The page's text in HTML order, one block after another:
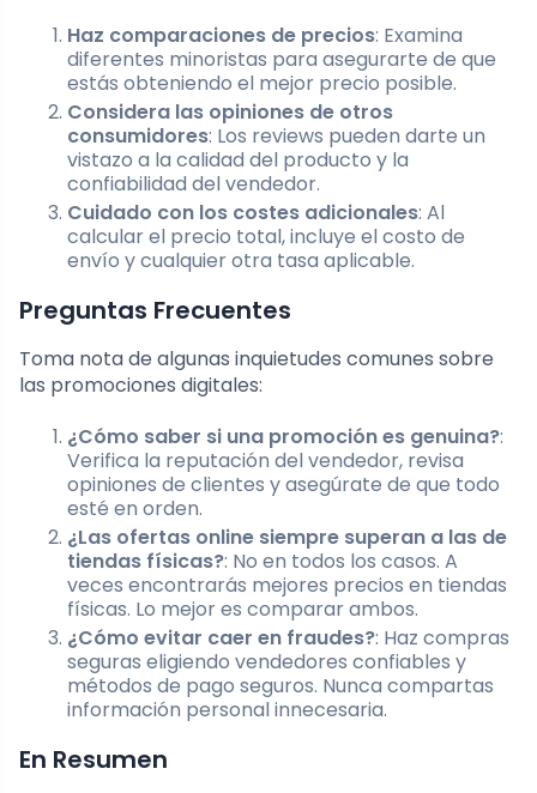
Haz comparaciones de precios: Examina
diferentes minoristas para asegurarte de que
estás obteniendo el mejor precio posible.
Considera las opiniones de otros
consumidores: Los reviews pueden darte un
vistazo a la calidad del producto y la
confiabilidad del vendedor.
Cuidado con los costes adicionales: Al
calcular el precio total, incluye el costo de
envío y cualquier otra tasa aplicable.
Preguntas Frecuentes
Toma nota de algunas inquietudes comunes sobre
las promociones digitales:
¿Cómo saber si una promoción es genuina?:
Verifica la reputación del vendedor, revisa
opiniones de clientes y asegúrate de que todo
esté en orden.
¿Las ofertas online siempre superan a las de
tiendas físicas?: No en todos los casos. A
veces encontrarás mejores precios en tiendas
físicas. Lo mejor es comparar ambos.
¿Cómo evitar caer en fraudes?: Haz compras
seguras eligiendo vendedores confiables y
métodos de pago seguros. Nunca compartas
información personal innecesaria.
En Resumen